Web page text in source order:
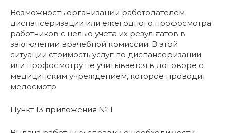
Возможность организации работодателем
диспансеризации или ежегодного профосмотра
работников с целью учета их результатов в
заключении врачебной комиссии. В этой
ситуации стоимость услуг по диспансеризации
или профосмотру не учитывается в договоре с
медицинским учреждением, которое проводит
медосмотр
Пункт 13 приложения № 1